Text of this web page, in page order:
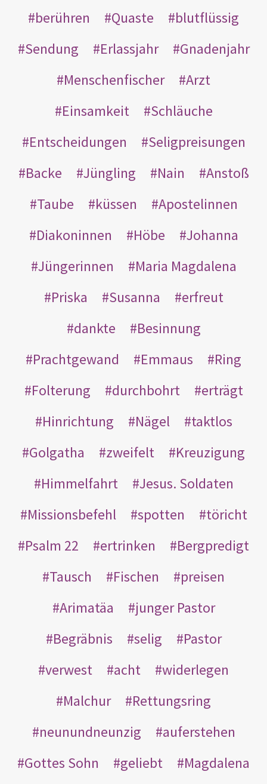
berühren
Quaste
blutflüssig
Sendung
Erlassjahr
Gnadenjahr
Menschenfischer
Arzt
Einsamkeit
Schläuche
Entscheidungen
Seligpreisungen
Backe
Jüngling Nain
Anstoß
Taube
küssen
Apostelinnen
Diakoninnen
Höbe
Johanna
Jüngerinnen
Maria Magdalena
Priska
Susanna
erfreut
dankte
Besinnung
Prachtgewand
Emmaus
Ring
Folterung
durchbohrt
erträgt
Hinrichtung
Nägel
taktlos
Golgatha
zweifelt
Kreuzigung
Himmelfahrt
Jesus. Soldaten
Missionsbefehl
spotten
töricht
Psalm 22
ertrinken
Bergpredigt
Tausch
Fischen
preisen
Arimatäa
junger Pastor
Begräbnis
selig
Pastor
verwest
acht
widerlegen
Malchur
Rettungsring
neunundneunzig
auferstehen
Gottes Sohn
geliebt
Magdalena